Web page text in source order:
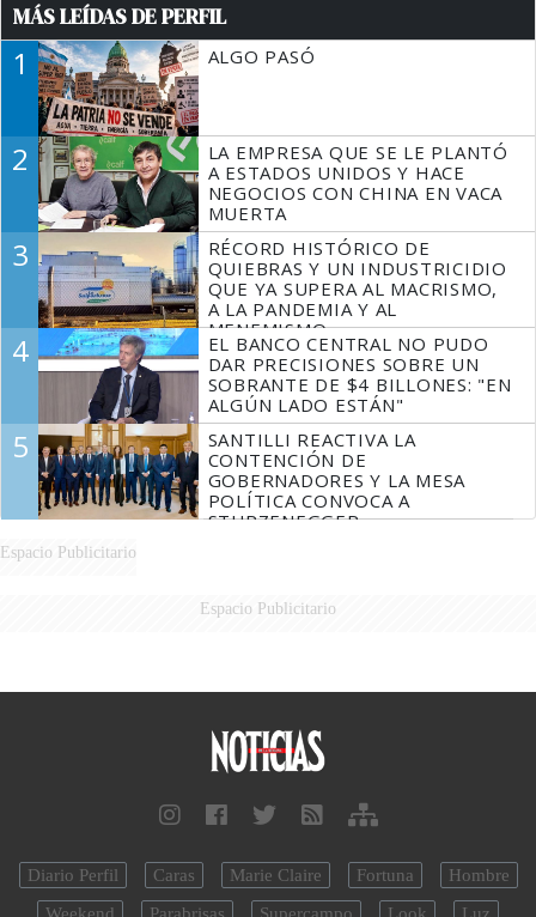
MÁS LEÍDAS DE PERFIL
1 ALGO PASÓ
2
LA EMPRESA QUE SE LE PLANTÓ
A ESTADOS UNIDOS Y HACE
NEGOCIOS CON CHINA EN VACA
MUERTA
3
RÉCORD HISTÓRICO DE
QUIEBRAS Y UN INDUSTRICIDIO
QUE YA SUPERA AL MACRISMO,
A LA PANDEMIA Y AL
MENEMISMO
4
EL BANCO CENTRAL NO PUDO
DAR PRECISIONES SOBRE UN
SOBRANTE DE $4 BILLONES: "EN
ALGÚN LADO ESTÁN"
5
SANTILLI REACTIVA LA
CONTENCIÓN DE
GOBERNADORES Y LA MESA
POLÍTICA CONVOCA A
STURZENEGGER
Espacio Publicitario
Espacio Publicitario
Diario Perfil Caras Marie Claire Fortuna
Hombre
Weekend
Parabrisas Supercampo Look Luz